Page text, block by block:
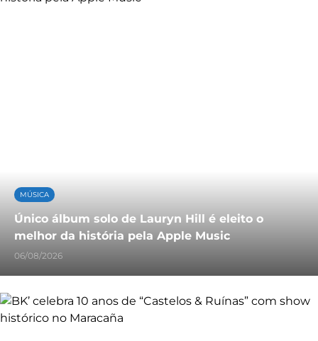
MÚSICA
Único álbum solo de Lauryn Hill é eleito o
melhor da história pela Apple Music
06/08/2026